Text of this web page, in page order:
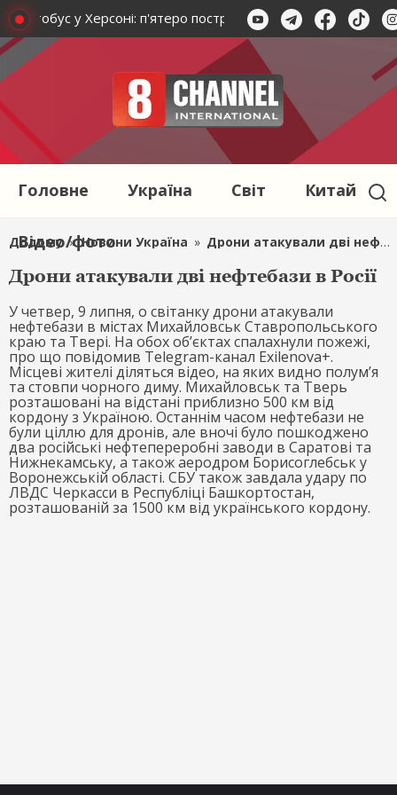
автобус у Херсоні: п'ятеро постраждалих, зокрема підліток
Головне Україна Світ Китай
Відео/фото
Додому » Новини Україна » Дрони атакували дві нефтебази в Росії
Дрони атакували дві нефтебази в Росії
У четвер, 9 липня, о світанку дрони атакували
нефтебази в містах Михайловськ Ставропольського
краю та Твері. На обох об’єктах спалахнули пожежі,
про що повідомив Telegram-канал Exilenova+.
Місцеві жителі діляться відео, на яких видно полум’я
та стовпи чорного диму. Михайловськ та Тверь
розташовані на відстані приблизно 500 км від
кордону з Україною. Останнім часом нефтебази не
були ціллю для дронів, але вночі було пошкоджено
два російські нефтепереробні заводи в Саратові та
Нижнекамську, а також аеродром Борисоглебськ у
Воронежській області. СБУ також завдала удару по
ЛВДС Черкасси в Республіці Башкортостан,
розташованій за 1500 км від українського кордону.